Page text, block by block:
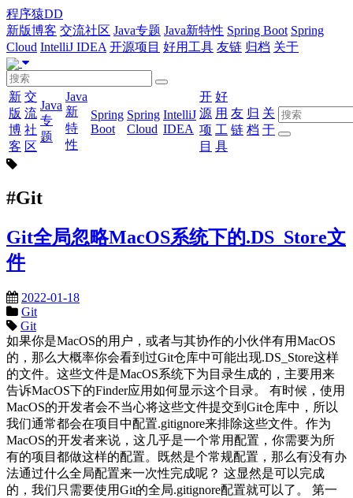
程序猿DD
新版博客 交流社区 Java专题 Java新特性 Spring Boot Spring
Cloud IntelliJ IDEA 开源项目 好用工具 友链 归档 关于
新
版
博
客
交
流
社
区
Java
专
题
Java
新
特
性
Spring
Boot
Spring
Cloud
IntelliJ
IDEA
开
源
项
目
好
用
工
具
友
链
归
档
关
于
#Git
Git全局忽略MacOS系统下的.DS_Store文
件
2022-01-18
Git
Git
如果你是MacOS的用户，或者与其协作的小伙伴有用MacOS
的，那么大概率你会看到过Git仓库中可能出现.DS_Store这样
的文件。这些文件是MacOS系统下为目录生成的，主要用来
告诉MacOS下的Finder应用如何显示这个目录。 有时候，使用
MacOS的开发者会不当心将这些文件提交到Git仓库中，所以
我们通常都会在项目中配置.gitignore来排除这些文件。作为
MacOS的开发者来说，这几乎是一个常用配置，你需要为所
有的项目都做这样的配置。既然是个常规配置，那么有没有办
法通过什么全局配置来一次性完成呢？ 这显然是可以完成
的，我们只需要使用Git的全局.gitignore配置就可以了。 第一